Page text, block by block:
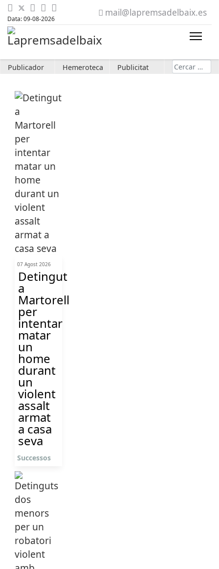
Data: 09-08-2026
mail@lapremsadelbaix.es
Publicador Hemeroteca Publicitat Cerca
07 Agost 2026
Detingut
a
Martorell
per
intentar
matar
un
home
durant
un
violent
assalt
armat
a casa
seva
Successos